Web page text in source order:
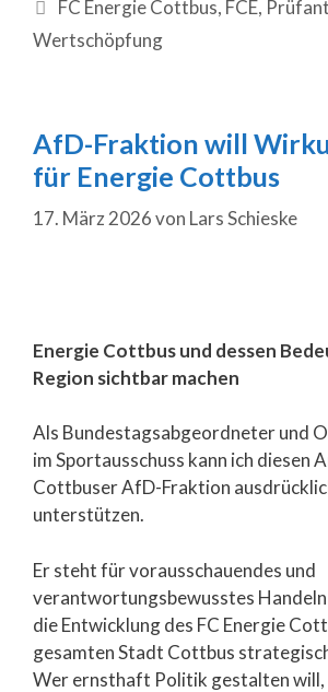
FC Energie Cottbus, FCE,
Wertschöpfung
AfD-Fraktion will
für Energie Cottbus
17. März 2026von Lars Schieske
Energie Cottbus und dessen
Region sichtbar machen
Als Bundestagsabgeordneter und
im Sportausschuss kann ich diesen
Cottbuser AfD-Fraktion
unterstützen.
Er steht für vorausschauendes und
verantwortungsbewusstes Handeln
die Entwicklung des FC Energie
gesamten Stadt Cottbus
Wer ernsthaft Politik gestalten will,